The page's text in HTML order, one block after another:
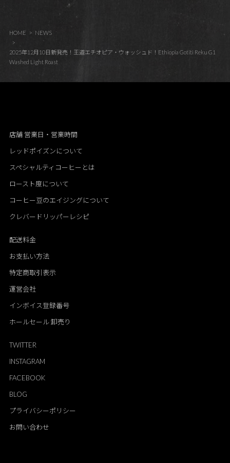
HOME NEWS
2025年12月10日新発売！王道エチオピア・ウォッシュド！Ethiopia Gotiti Reku G1
Washed Light Roast
店舗 営業日・営業時間
レッドポイズンについて
スペシャルティコーヒーとは
ロースト度について
コーヒー豆のエイジングについて
クレバードリッパーレシピ
配送料金
お支払い方法
特定商取引表示
運営会社
インボイス登録番号
ホールセール 卸売り
TWITTER
INSTAGRAM
FACEBOOK
BLOG
プライバシーポリシー
お問い合わせ